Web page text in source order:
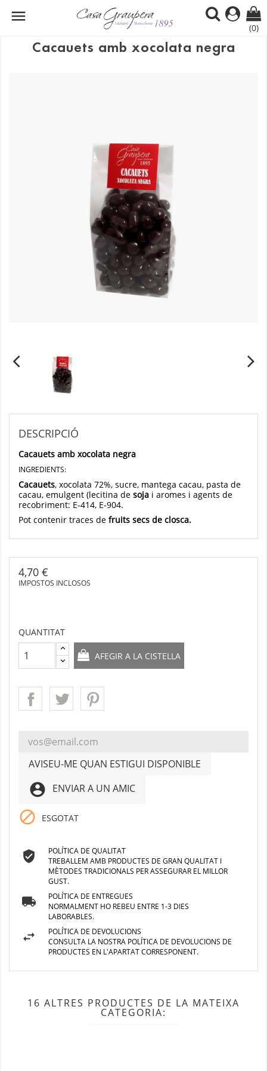

(0)
Cacauets amb xocolata negra
DESCRIPCIÓ
Cacauets amb xocolata negra
INGREDIENTS:
Cacauets, xocolata 72%, sucre, mantega cacau, pasta de
cacau, emulgent (lecitina de soja i aromes i agents de
recobriment: E-414, E-904.
Pot contenir traces de fruits secs de closca.
4,70 €
IMPOSTOS INCLOSOS
QUANTITAT
AFEGIR A LA CISTELLA
AVISEU-ME QUAN ESTIGUI DISPONIBLE
account_circle ENVIAR A UN AMIC
 ESGOTAT
POLÍTICA DE QUALITAT
TREBALLEM AMB PRODUCTES DE GRAN QUALITAT I
MÈTODES TRADICIONALS PER ASSEGURAR EL MILLOR
GUST.
POLÍTICA DE ENTREGUES
NORMALMENT HO REBEU ENTRE 1-3 DIES
LABORABLES.
POLÍTICA DE DEVOLUCIONS
CONSULTA LA NOSTRA POLÍTICA DE DEVOLUCIONS DE
PRODUCTES EN L'APARTAT CORRESPONENT.
16 ALTRES PRODUCTES DE LA MATEIXA
CATEGORIA: